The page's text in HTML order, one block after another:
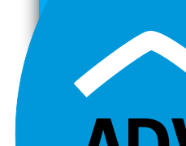
Grutas de
XC Adventure